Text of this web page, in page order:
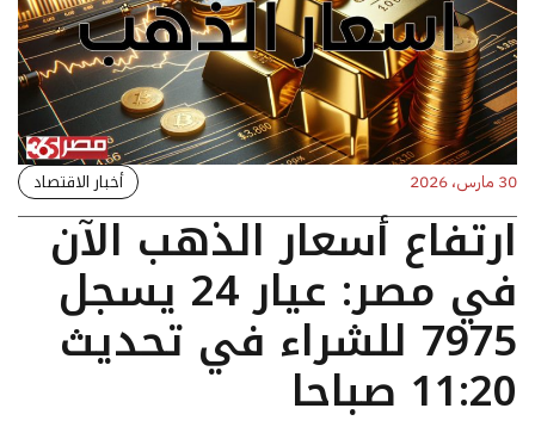
30 مارس، 2026 أخبار الاقتصاد
ارتفاع أسعار الذهب الآن
في مصر: عيار 24 يسجل
7975 للشراء في تحديث
11:20 صباحا